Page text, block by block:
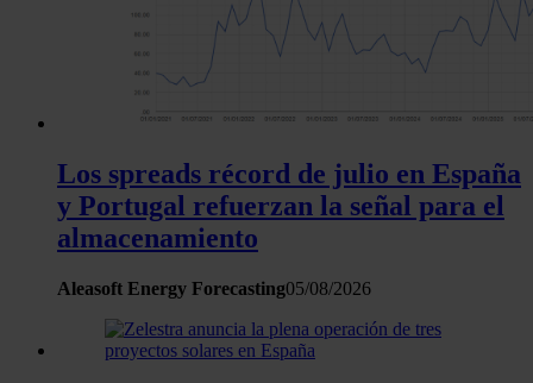
Los spreads récord de julio en España
y Portugal refuerzan la señal para el
almacenamiento
Aleasoft Energy Forecasting05/08/2026